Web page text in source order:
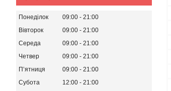
Понеділок 09:00
21:00
Вівторок
09:00
21:00
Середа
09:00
21:00
Четвер
09:00
21:00
Пʼятниця
09:00
21:00
Субота
12:00
21:00